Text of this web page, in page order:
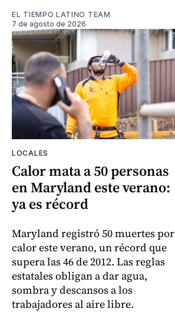
EL TIEMPO LATINO TEAM
7 de agosto de 2026
LOCALES
Calor mata a 50 personas
en Maryland este verano:
ya es récord
Maryland registró 50 muertes por
calor este verano, un récord que
supera las 46 de 2012. Las reglas
estatales obligan a dar agua,
sombra y descansos a los
trabajadores al aire libre.